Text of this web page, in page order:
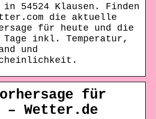
in 54524 Klausen. Finden
die aktuelle
für heute und die
Tage inkl. Temperatur,
und
für
– Wetter.de